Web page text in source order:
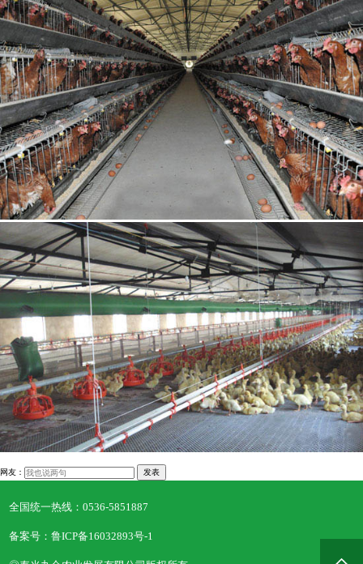
网友： 发表
全国统一热线：0536-5851887
备案号：鲁ICP备16032893号-1